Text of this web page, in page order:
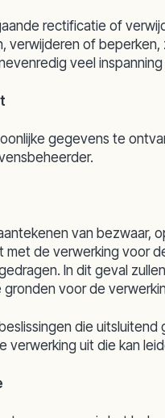
rectificatie of
verwijderen of
veel
gegevens te
van bezwaar,
de verwerking voor
In dit geval
voor de
die
verwerking uit die kan